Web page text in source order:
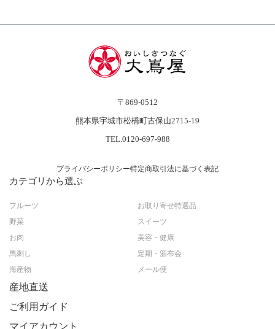
〒869-0512
熊本県宇城市松橋町古保山2715-19
TEL.0120-697-988
プライバシーポリシー特定商取引法に基づく表記
カテゴリから選ぶ
フルーツ
野菜
お肉
馬刺し
海産物
お取り寄せ特選品
スイーツ
美容・健康
定期・頒布会
メール便
産地直送
ご利用ガイド
マイアカウント